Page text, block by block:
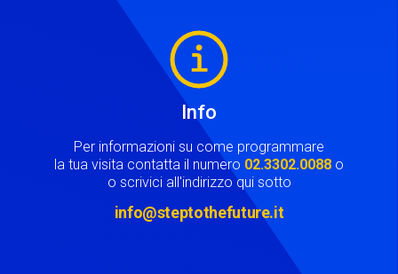
Info
Per informazioni su come programmare
la tua visita contatta il numero 02.3302.0088 o
o scrivici all'indirizzo qui sotto
info@steptothefuture.it